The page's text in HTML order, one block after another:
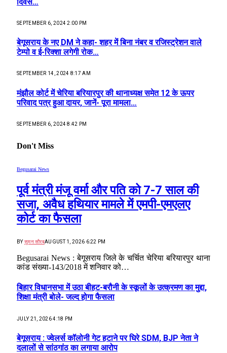
SEPTEMBER 6, 2024 2:00 PM
बेगूसराय के नए DM ने कहा- शहर में बिना नंबर व रजिस्ट्रेशन वाले
टेम्पो व ई-रिक्शा लगेगी रोक…
SEPTEMBER 14, 2024 8:17 AM
मंझौल कोर्ट में चेरिया बरियारपुर की थानाध्यक्ष समेत 12 के ऊपर
परिवाद पत्र हुआ दायर, जानें- पूरा मामला…
SEPTEMBER 6, 2024 8:42 PM
Don't Miss
Begusarai News
पूर्व मंत्री मंजू वर्मा और पति को 7-7 साल की
सजा, अवैध हथियार मामले में एमपी-एमएलए
कोर्ट का फैसला
BY सुमन सौरबAUGUST 1, 2026 6:22 PM
Begusarai News : बेगूसराय जिले के चर्चित चेरिया बरियारपुर थाना
कांड संख्या-143/2018 में शनिवार को…
बिहार विधानसभा में उठा बीहट-बरौनी के स्कूलों के उत्क्रमण का मुद्दा,
शिक्षा मंत्री बोले- जल्द होगा फैसला
JULY 21, 2026 4:18 PM
बेगूसराय : ज्वेलर्स कॉलोनी गेट हटाने पर घिरे SDM, BJP नेता ने
दलालों से सांठगांठ का लगाया आरोप